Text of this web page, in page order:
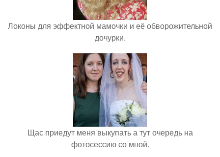
Локоны для эффектной мамочки и её обворожительной
дочурки.
Щас приедут меня выкупать а тут очередь на
фотосессию со мной.